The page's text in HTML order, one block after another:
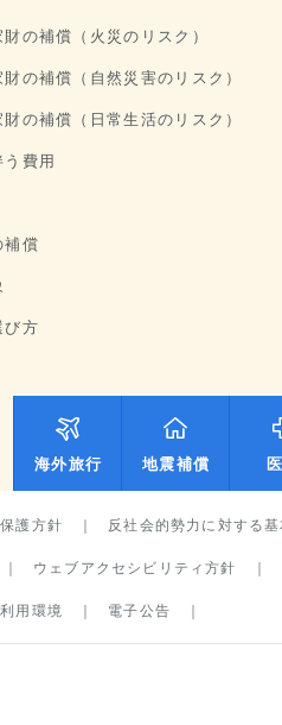
の補償（火災のリスク）
の補償（自然災害のリスク）
の補償（日常生活のリスク）
費用
補償
び方
海外旅行 地震補償
護方針 反社会的勢力に対する
ウェブアクセシビリティ方針
用環境 電子公告